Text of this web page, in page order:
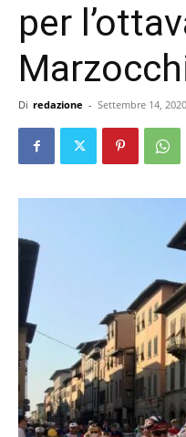
per
Di redazione - Settembre 14, 2020